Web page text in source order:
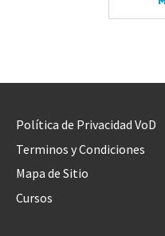
Política de Privacidad VoD
Terminos y Condiciones
Mapa de Sitio
Cursos